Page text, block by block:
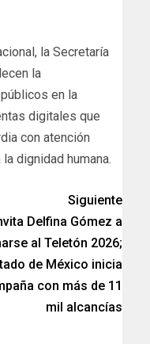
la Secretaría
la
en la
digitales que
con atención
dignidad humana.
Siguiente
Delfina Gómez a
al Teletón 2026;
de México inicia
con más de 11
mil alcancías